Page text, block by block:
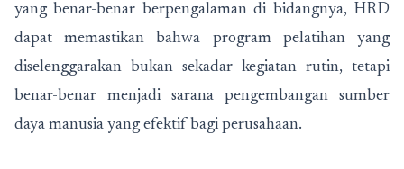
yang benar-benar berpengalaman di bidangnya, HRD
dapat memastikan bahwa program pelatihan yang
diselenggarakan bukan sekadar kegiatan rutin, tetapi
benar-benar menjadi sarana pengembangan sumber
daya manusia yang efektif bagi perusahaan.